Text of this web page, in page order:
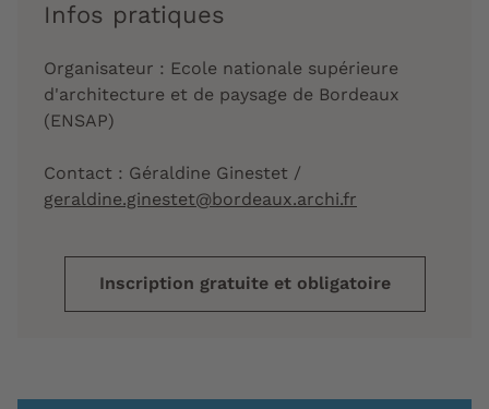
Infos pratiques
Organisateur : Ecole nationale supérieure
d'architecture et de paysage de Bordeaux
(ENSAP)
Contact : Géraldine Ginestet /
geraldine.ginestet@bordeaux.archi.fr
Inscription gratuite et obligatoire